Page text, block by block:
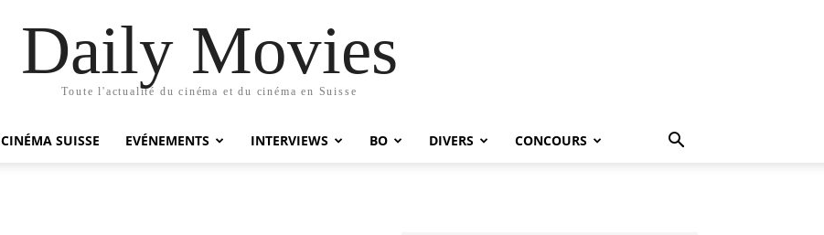
Daily Movies
Toute l'actualité du cinéma et du cinéma en Suisse
CINÉMA SUISSE EVÉNEMENTS INTERVIEWS BO DIVERS CONCOURS